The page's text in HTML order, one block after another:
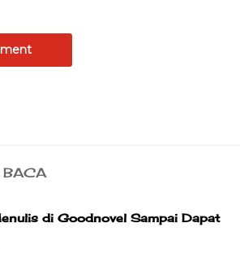
BACA
di Goodnovel Sampai Dapat